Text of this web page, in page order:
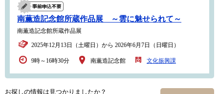
南薫造記念館所蔵作品展 ～雲に魅せられて～
南薫造記念館所蔵作品展
2025年12月13日（土曜日）から 2026年6月7日（日曜日）
9時～16時30分 南薫造記念館 文化振興課
お探しの情報は見つかりましたか？